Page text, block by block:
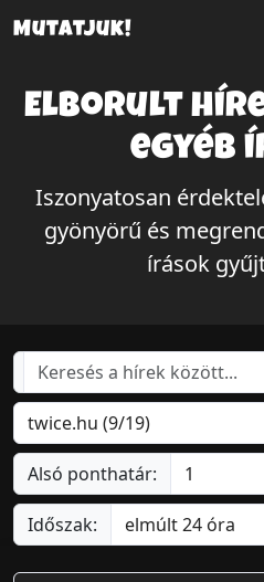
Mutatjuk!
Elborult
egyéb
Iszonyatosan
gyönyörű és
írások
Alsó ponthatár:
Időszak: